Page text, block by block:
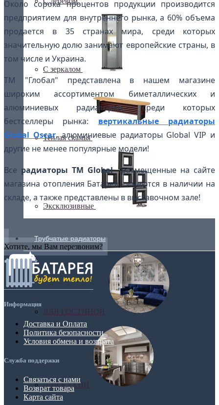
С зеркалом
Теплая скамья
Эксклюзивные
Трубчатые радиаторы
ДЛЯ КУХНИ
Около сорока процентов продукции производится
предприятием для внутреннего рынка, а 60% объема
продается в 35 странах мира, среди которых
значительную долю занимают европейские страны, в
том числе и Украина.
ТМ "Глобал" представлена в нашем магазине
широким ассортиментом биметаллических и
алюминиевых радиаторов, среди которых
бестселлеры рынка: вертикальные радиаторы
Global Oscar, алюминиевые радиаторы Global VIP и
другие не менее популярные модели!
Все радиаторы ТМ Globalразмещенные на сайте
магазина отопления Батарея - имеются в наличии на
складе, а также представлены в выставочном зале!
Хотите, мы Вам перезвоним?
Информация
Доставка и Оплата
Политика безопасности
Условия обмена и возврата
Служба поддержки
Связаться с нами
Возврат товара
Карта сайта